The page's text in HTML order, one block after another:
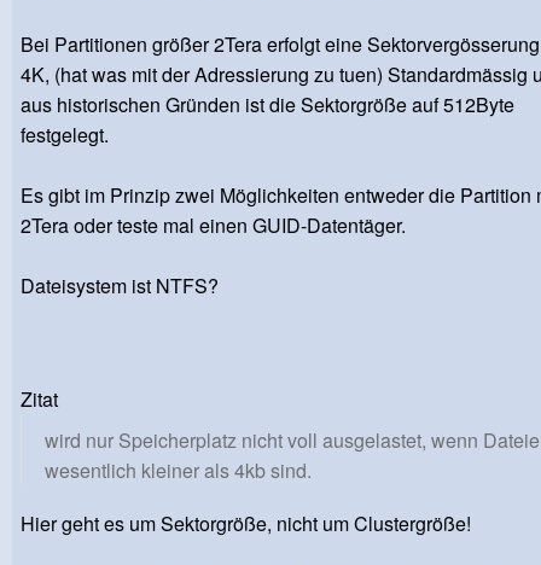
Bei Partitionen größer 2Tera erfolgt eine
4K, (hat was mit der Adressierung zu tuen) Standardmässig
aus historischen Gründen ist die Sektorgröße auf 512Byte
festgelegt.
Es gibt im Prinzip zwei Möglichkeiten entweder die Partition
2Tera oder teste mal einen GUID-Datentäger.
Dateisystem ist NTFS?
Zitat
wird nur Speicherplatz nicht voll ausgelastet, wenn
wesentlich kleiner als 4kb sind.
Hier geht es um Sektorgröße, nicht um Clustergröße!